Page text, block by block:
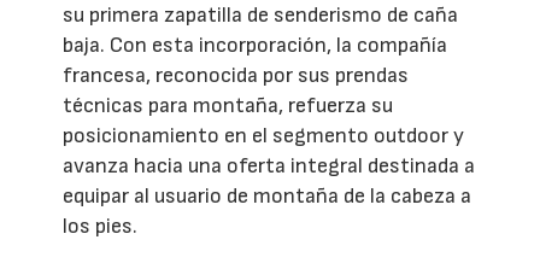
su primera zapatilla de senderismo de caña
baja. Con esta incorporación, la compañía
francesa, reconocida por sus prendas
técnicas para montaña, refuerza su
posicionamiento en el segmento outdoor y
avanza hacia una oferta integral destinada a
equipar al usuario de montaña de la cabeza a
los pies.